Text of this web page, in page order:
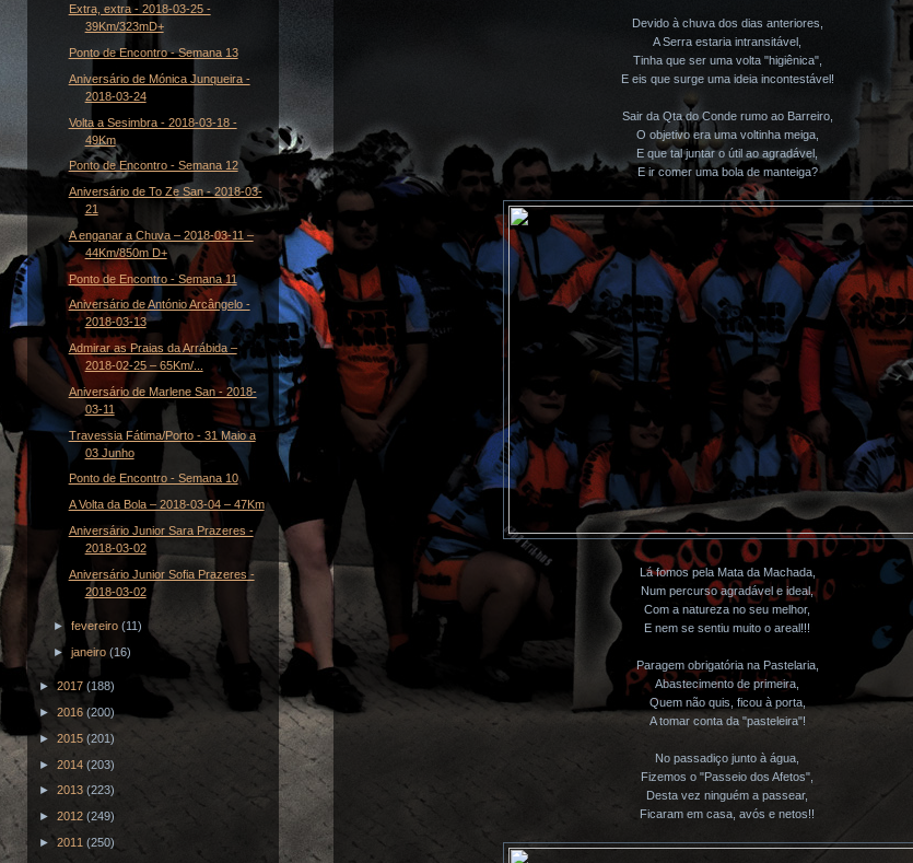
Extra, extra - 2018-03-25 -
39Km/323mD+
Ponto de Encontro - Semana 13
Aniversário de Mónica Junqueira -
2018-03-24
Volta a Sesimbra - 2018-03-18 -
49Km
Ponto de Encontro - Semana 12
Aniversário de To Ze San - 2018-03-
21
A enganar a Chuva – 2018-03-11 –
44Km/850m D+
Ponto de Encontro - Semana 11
Aniversário de António Arcângelo -
2018-03-13
Admirar as Praias da Arrábida –
2018-02-25 – 65Km/...
Aniversário de Marlene San - 2018-
03-11
Travessia Fátima/Porto - 31 Maio a
03 Junho
Ponto de Encontro - Semana 10
A Volta da Bola – 2018-03-04 – 47Km
Aniversário Junior Sara Prazeres -
2018-03-02
Aniversário Junior Sofia Prazeres -
2018-03-02
►fevereiro(11)
►janeiro(16)
► 2017 (188)
► 2016 (200)
► 2015 (201)
► 2014 (203)
► 2013 (223)
► 2012 (249)
► 2011 (250)
Devido à chuva dos dias anteriores,
A Serra estaria intransitável,
Tinha que ser uma volta "higiênica",
E eis que surge uma ideia incontestável!
Sair da Qta do Conde rumo ao Barreiro,
O objetivo era uma voltinha meiga,
E que tal juntar o útil ao agradável,
E ir comer uma bola de manteiga?
Lá fomos pela Mata da Machada,
Num percurso agradável e ideal,
Com a natureza no seu melhor,
E nem se sentiu muito o areal!!!
Paragem obrigatória na Pastelaria,
Abastecimento de primeira,
Quem não quis, ficou à porta,
A tomar conta da "pasteleira"!
No passadiço junto à água,
Fizemos o "Passeio dos Afetos",
Desta vez ninguém a passear,
Ficaram em casa, avós e netos!!